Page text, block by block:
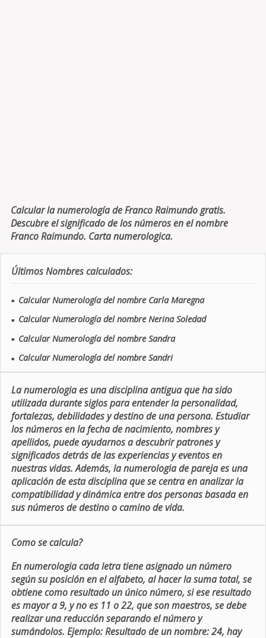
Calcular la numerología de Franco Raimundo gratis.
Descubre el significado de los números en el nombre
Franco Raimundo. Carta numerologica.
Últimos Nombres calculados:
■ Calcular Numerología del nombre Carla Maregna
■ Calcular Numerología del nombre Nerina Soledad
■ Calcular Numerología del nombre Sandra
■ Calcular Numerología del nombre Sandri
La numerologia es una disciplina antigua que ha sido
utilizada durante siglos para entender la personalidad,
fortalezas, debilidades y destino de una persona. Estudiar
los números en la fecha de nacimiento, nombres y
apellidos, puede ayudarnos a descubrir patrones y
significados detrás de las experiencias y eventos en
nuestras vidas. Además, la numerologia de pareja es una
aplicación de esta disciplina que se centra en analizar la
compatibilidad y dinámica entre dos personas basada en
sus números de destino o camino de vida.
Como se calcula?
En numerologia cada letra tiene asignado un número
según su posición en el alfabeto, al hacer la suma total, se
obtiene como resultado un único número, si ese resultado
es mayor a 9, y no es 11 o 22, que son maestros, se debe
realizar una reducción separando el número y
sumándolos. Ejemplo: Resultado de un nombre: 24, hay